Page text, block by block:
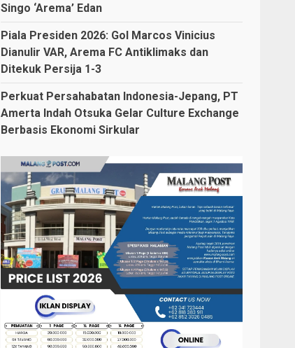
Singo ‘Arema’ Edan
Piala Presiden 2026: Gol Marcos Vinicius
Dianulir VAR, Arema FC Antiklimaks dan
Ditekuk Persija 1-3
Perkuat Persahabatan Indonesia-Jepang, PT
Amerta Indah Otsuka Gelar Culture Exchange
Berbasis Ekonomi Sirkular